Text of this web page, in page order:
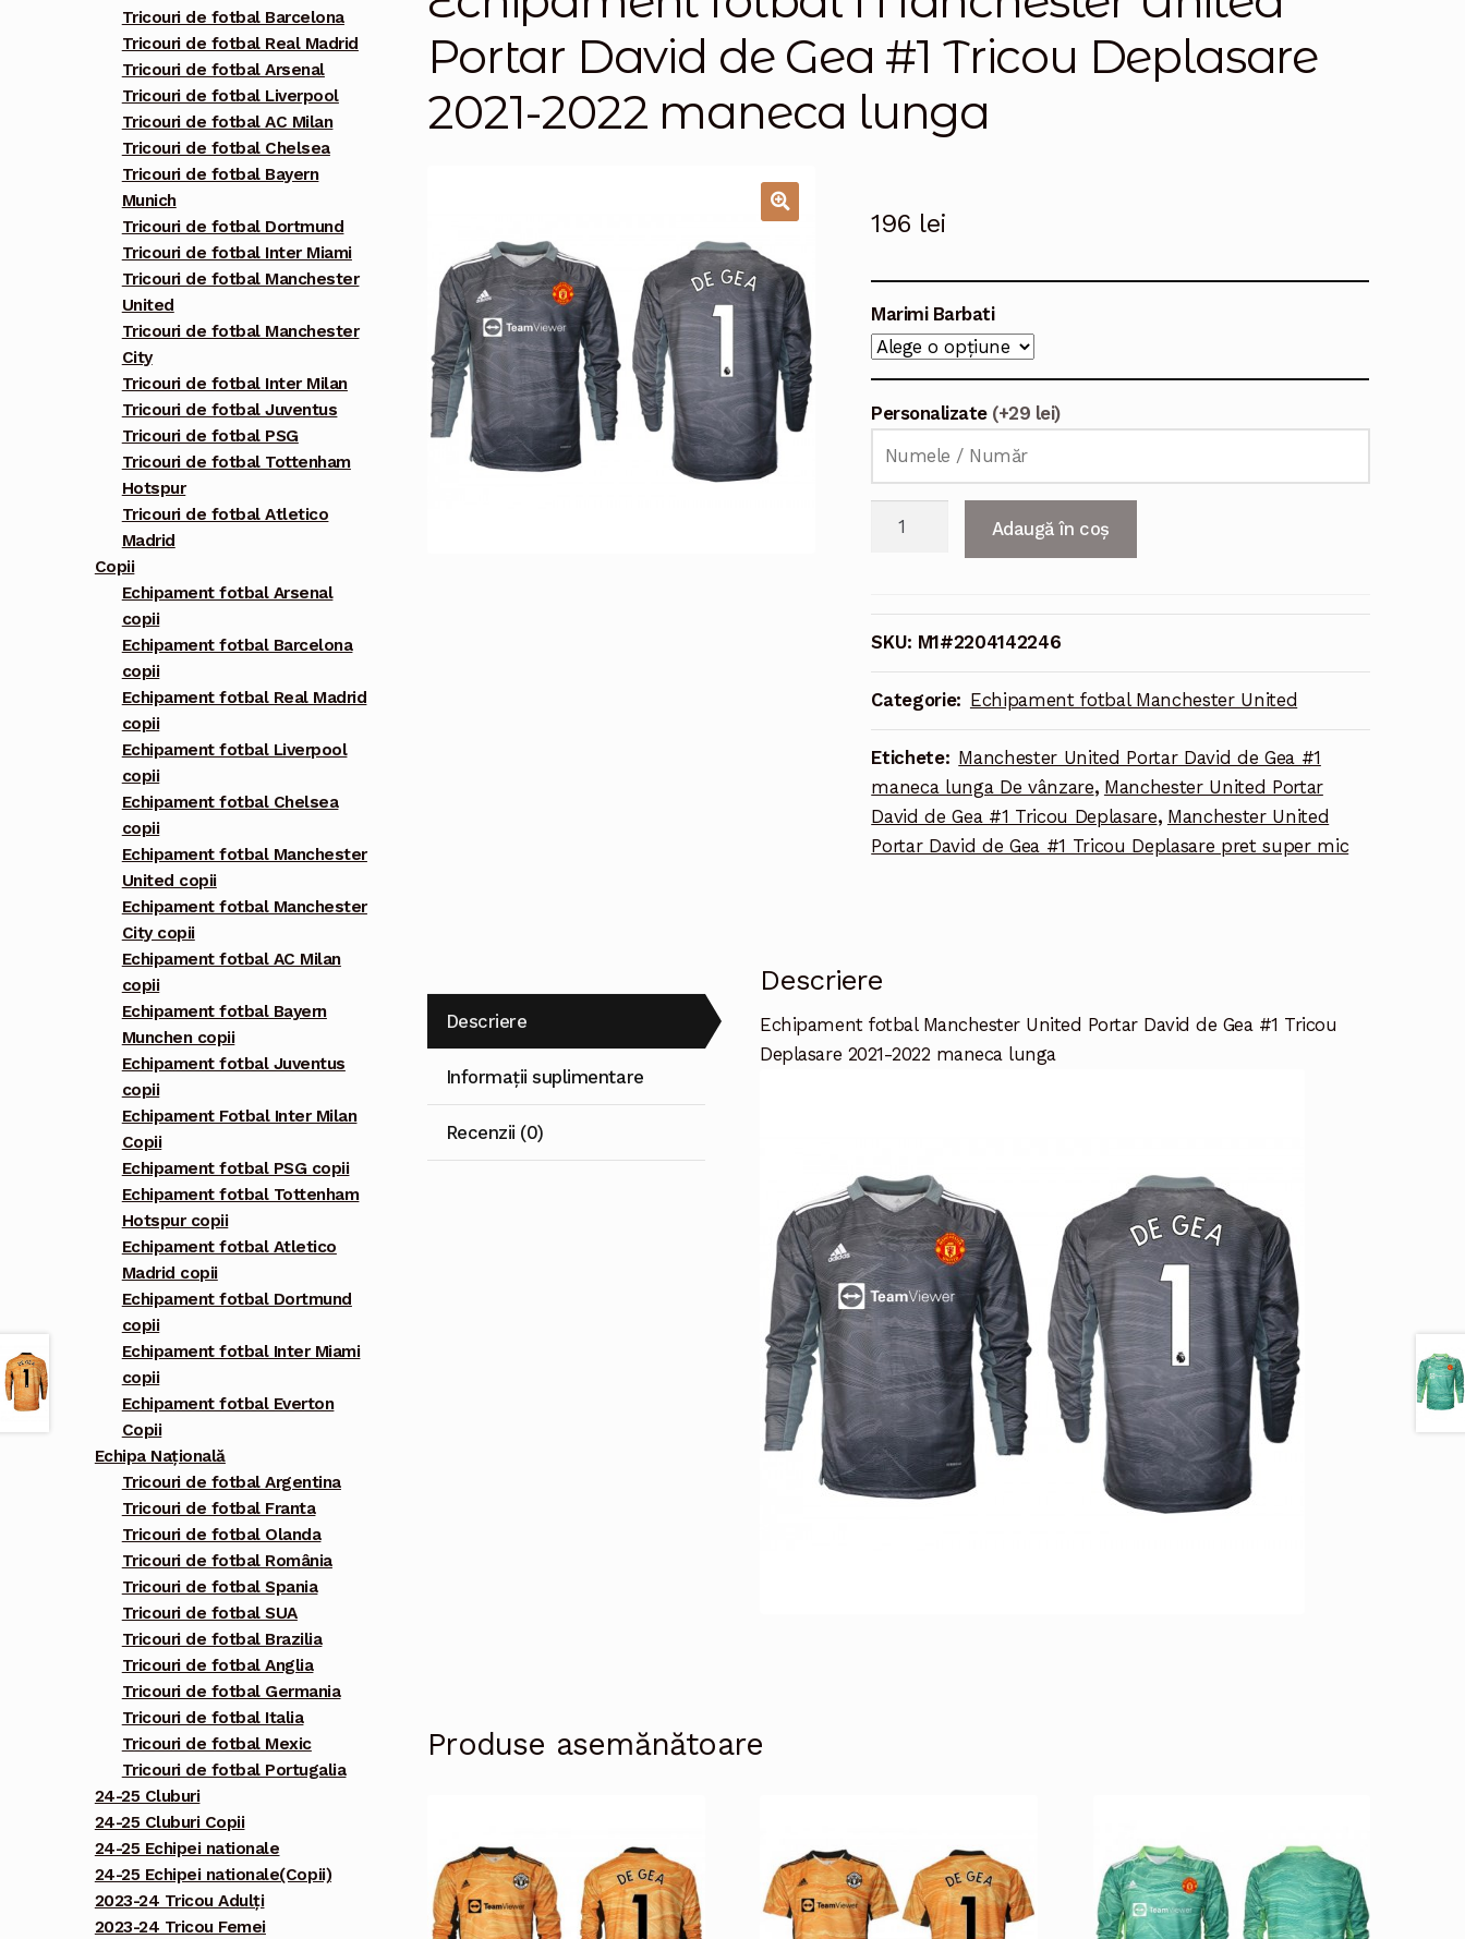
Portar David de Gea #1 Tricou Deplasare
2021-2022 maneca lunga
196 lei
Marimi Barbati
Personalizate (+29 lei)
United
David
Gea
#1
Tricou
Deplasare
Adaugă în coș
SKU: M1#2204142246
Categorie: Echipament fotbal Manchester United
Etichete: Manchester United Portar David de Gea #1
maneca lunga De vânzare, Manchester United Portar
David de Gea #1 Tricou Deplasare, Manchester United
Portar David de Gea #1 Tricou Deplasare pret super mic
Descriere
Informații suplimentare
Recenzii (0)
Descriere
Echipament fotbal Manchester United Portar David de Gea #1 Tricou
Deplasare 2021-2022 maneca lunga
Produse asemănătoare
Tricouri de fotbal Barcelona
Tricouri de fotbal Real Madrid
Tricouri de fotbal Arsenal
Tricouri de fotbal Liverpool
Tricouri de fotbal AC Milan
Tricouri de fotbal Chelsea
Tricouri de fotbal Bayern
Munich
Tricouri de fotbal Dortmund
Tricouri de fotbal Inter Miami
Tricouri de fotbal Manchester
United
Tricouri de fotbal Manchester
City
Tricouri de fotbal Inter Milan
Tricouri de fotbal Juventus
Tricouri de fotbal PSG
Tricouri de fotbal Tottenham
Hotspur
Tricouri de fotbal Atletico
Madrid
Copii
Echipament fotbal Arsenal
copii
Echipament fotbal Barcelona
copii
Echipament fotbal Real Madrid
copii
Echipament fotbal Liverpool
copii
Echipament fotbal Chelsea
copii
Echipament fotbal Manchester
United copii
Echipament fotbal Manchester
City copii
Echipament fotbal AC Milan
copii
Echipament fotbal Bayern
Munchen copii
Echipament fotbal Juventus
copii
Echipament Fotbal Inter Milan
Copii
Echipament fotbal PSG copii
Echipament fotbal Tottenham
Hotspur copii
Echipament fotbal Atletico
Madrid copii
Echipament fotbal Dortmund
copii
Echipament fotbal Inter Miami
copii
Echipament fotbal Everton
Copii
Echipa Națională
Tricouri de fotbal Argentina
Tricouri de fotbal Franta
Tricouri de fotbal Olanda
Tricouri de fotbal România
Tricouri de fotbal Spania
Tricouri de fotbal SUA
Tricouri de fotbal Brazilia
Tricouri de fotbal Anglia
Tricouri de fotbal Germania
Tricouri de fotbal Italia
Tricouri de fotbal Mexic
Tricouri de fotbal Portugalia
24-25 Cluburi
24-25 Cluburi Copii
24-25 Echipei nationale
24-25 Echipei nationale(Copii)
2023-24 Tricou Adulți
2023-24 Tricou Femei